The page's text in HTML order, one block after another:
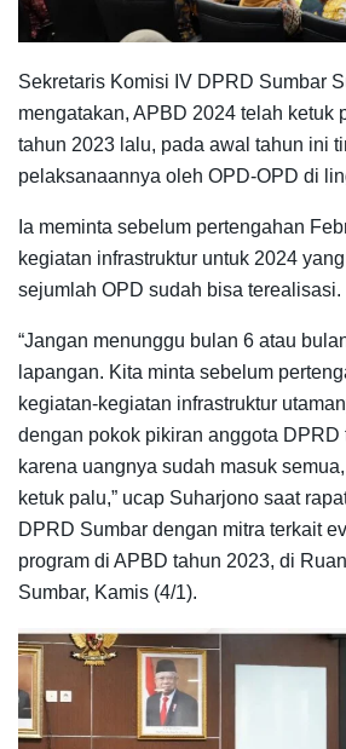
Sekretaris Komisi IV DPRD Sumbar
mengatakan, APBD 2024 telah ketuk
tahun 2023 lalu, pada awal tahun ini
pelaksanaannya oleh OPD-OPD di
Ia meminta sebelum pertengahan
kegiatan infrastruktur untuk 2024
sejumlah OPD sudah bisa terealisasi.
“Jangan menunggu bulan 6 atau
lapangan. Kita minta sebelum
kegiatan-kegiatan infrastruktur
dengan pokok pikiran anggota
karena uangnya sudah masuk
ketuk palu,” ucap Suharjono saat
DPRD Sumbar dengan mitra terkait
program di APBD tahun 2023, di
Sumbar, Kamis (4/1).